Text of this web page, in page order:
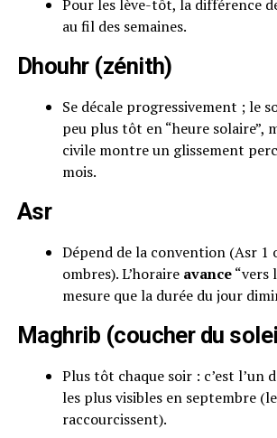
Pour les lève-tôt, la différence
au fil des semaines.
Dhouhr (zénith)
Se décale progressivement ; le
peu plus tôt en “heure solaire”,
civile montre un glissement
mois.
Asr
Dépend de la convention (Asr 1
ombres). L’horaire avance“vers
mesure que la durée du jour
Maghrib (coucher du
Plus tôt chaque soir : c’est l’un
les plus visibles en septembre
raccourcissent).